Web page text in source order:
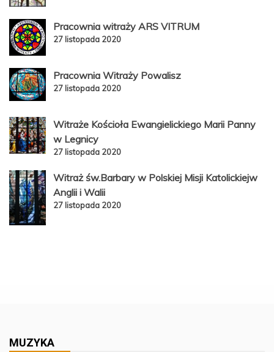
Pracownia witraży ARS VITRUM
27 listopada 2020
Pracownia Witraży Powalisz
27 listopada 2020
Witraże Kościoła Ewangielickiego Marii Panny
w Legnicy
27 listopada 2020
Witraż św.Barbary w Polskiej Misji Katolickiejw
Anglii i Walii
27 listopada 2020
MUZYKA